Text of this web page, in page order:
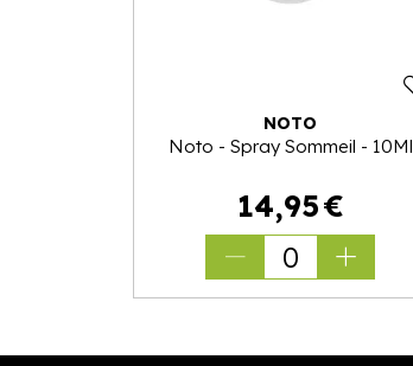
NOTO
Noto - Spray Sommeil - 10Ml
14,95€
0